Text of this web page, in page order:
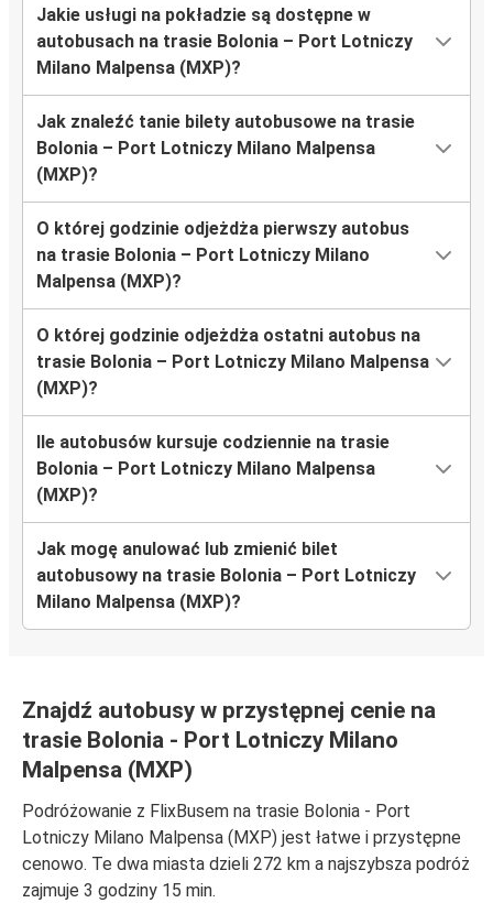
Jakie usługi na pokładzie są dostępne w
autobusach na trasie Bolonia – Port Lotniczy
Milano Malpensa (MXP)?
Jak znaleźć tanie bilety autobusowe na trasie
Bolonia – Port Lotniczy Milano Malpensa
(MXP)?
O której godzinie odjeżdża pierwszy autobus
na trasie Bolonia – Port Lotniczy Milano
Malpensa (MXP)?
O której godzinie odjeżdża ostatni autobus na
trasie Bolonia – Port Lotniczy Milano Malpensa
(MXP)?
Ile autobusów kursuje codziennie na trasie
Bolonia – Port Lotniczy Milano Malpensa
(MXP)?
Jak mogę anulować lub zmienić bilet
autobusowy na trasie Bolonia – Port Lotniczy
Milano Malpensa (MXP)?
Znajdź autobusy w przystępnej cenie na
trasie Bolonia - Port Lotniczy Milano
Malpensa (MXP)
Podróżowanie z FlixBusem na trasie Bolonia - Port
Lotniczy Milano Malpensa (MXP) jest łatwe i przystępne
cenowo. Te dwa miasta dzieli 272 km a najszybsza podróż
zajmuje 3 godziny 15 min.